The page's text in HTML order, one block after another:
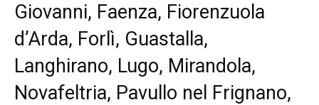
Giovanni, Faenza, Fiorenzuola
d’Arda, Forlì, Guastalla,
Langhirano, Lugo, Mirandola,
Novafeltria, Pavullo nel Frignano,